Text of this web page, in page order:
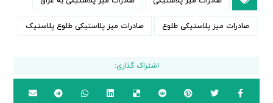
صادرات میز پلاستیکی طلوع صادرات میز پلاستیکی طلوع پلاستیک